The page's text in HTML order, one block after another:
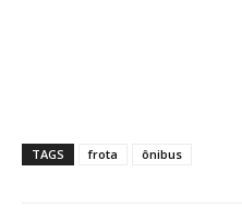
TAGS frota ônibus